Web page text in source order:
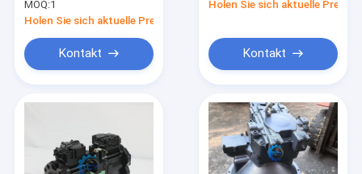
MOQ:1
Holen Sie sich aktuelle Preis
Kontakt
Holen Sie sich aktuelle Preis
Kontakt